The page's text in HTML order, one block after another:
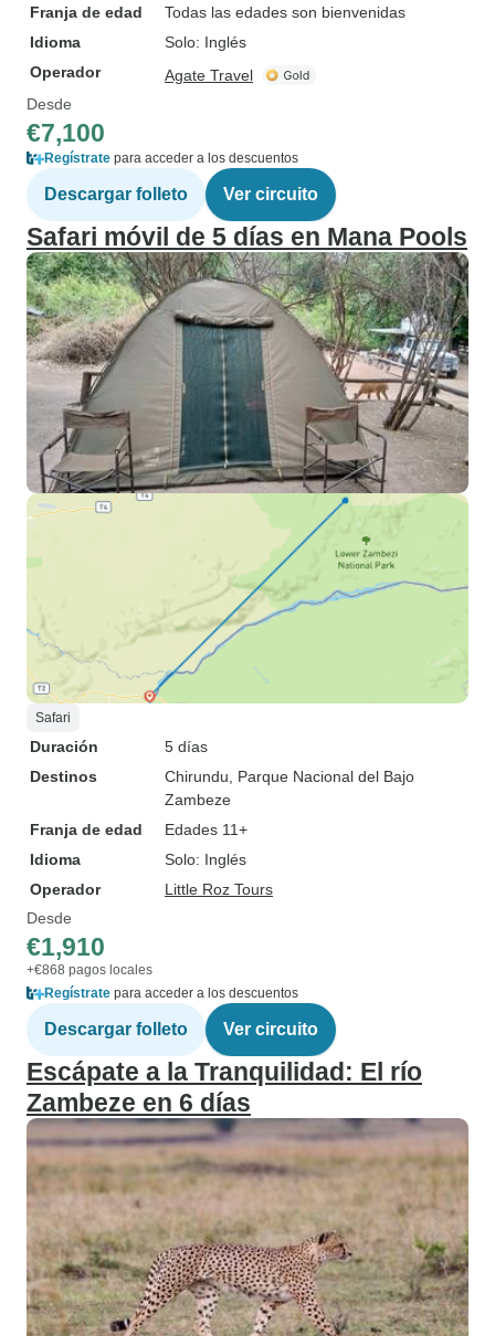
Franja de edad
Todas las edades son bienvenidas
Idioma
Solo: Inglés
Operador
Agate Travel
Desde
€7,100
Regístrate para acceder a los descuentos
Descargar folleto Ver circuito
Safari móvil de 5 días en Mana Pools
Safari
Duración
5 días
Destinos
Chirundu , Parque Nacional del Bajo
Zambeze
Franja de edad
Edades 11+
Idioma
Solo: Inglés
Operador
Little Roz Tours
Desde
€1,910
+€868 pagos locales
Regístrate para acceder a los descuentos
Descargar folleto Ver circuito
Escápate a la Tranquilidad: El río
Zambeze en 6 días